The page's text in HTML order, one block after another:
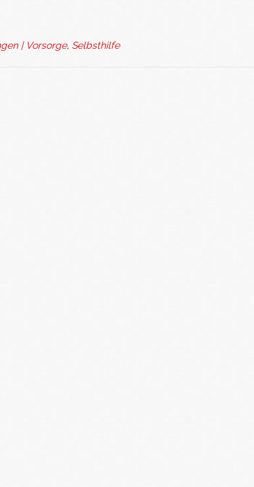
| Vorsorge, Selbsthilfe